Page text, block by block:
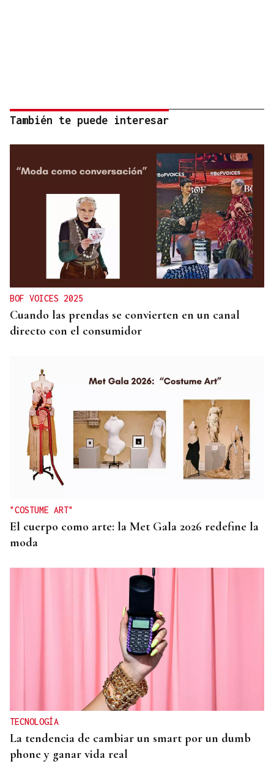
También te puede interesar
BOF VOICES 2025
Cuando las prendas se convierten en un canal
directo con el consumidor
"COSTUME ART"
El cuerpo como arte: la Met Gala 2026 redefine la
moda
TECNOLOGÍA
La tendencia de cambiar un smart por un dumb
phone y ganar vida real